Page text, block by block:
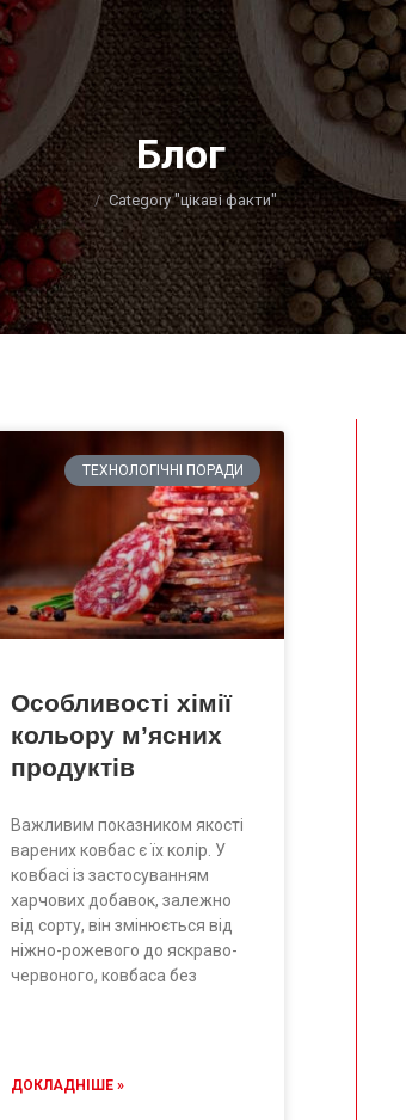
Блог
You are here:
Category "цікаві факти"
ТЕХНОЛОГІЧНІ ПОРАДИ
Особливості хімії
кольору м’ясних
продуктів
Важливим показником якості
варених ковбас є їх колір. У
ковбасі із застосуванням
харчових добавок, залежно
від сорту, він змінюється від
ніжно-рожевого до яскраво-
червоного, ковбаса без
ДОКЛАДНІШЕ »